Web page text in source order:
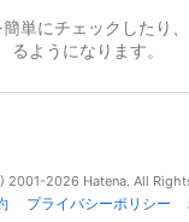
単にチェックしたり
るようになります。
2001-2026 Hatena. All
プライバシーポリシー